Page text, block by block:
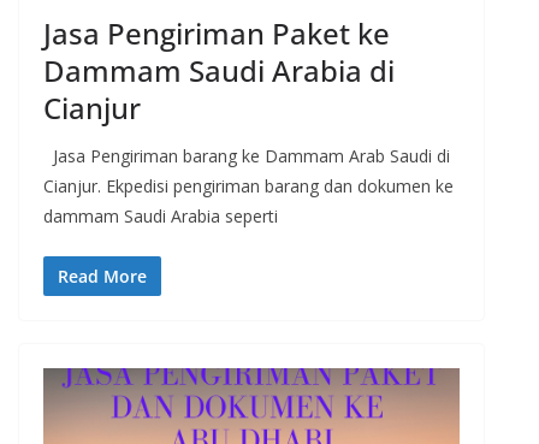
Jasa Pengiriman Paket ke
Dammam Saudi Arabia di
Cianjur
Jasa Pengiriman barang ke Dammam Arab Saudi di
Cianjur. Ekpedisi pengiriman barang dan dokumen ke
dammam Saudi Arabia seperti
Read More